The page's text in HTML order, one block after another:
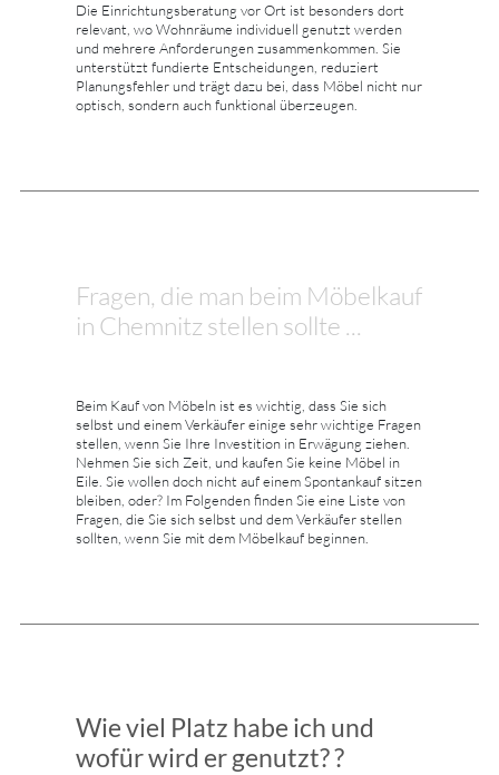
Die Einrichtungsberatung vor Ort ist besonders dort
relevant, wo Wohnräume individuell genutzt werden
und mehrere Anforderungen zusammenkommen. Sie
unterstützt fundierte Entscheidungen, reduziert
Planungsfehler und trägt dazu bei, dass Möbel nicht nur
optisch, sondern auch funktional überzeugen.
Fragen, die man beim Möbelkauf
in Chemnitz stellen sollte ...
Beim Kauf von Möbeln ist es wichtig, dass Sie sich
selbst und einem Verkäufer einige sehr wichtige Fragen
stellen, wenn Sie Ihre Investition in Erwägung ziehen.
Nehmen Sie sich Zeit, und kaufen Sie keine Möbel in
Eile. Sie wollen doch nicht auf einem Spontankauf sitzen
bleiben, oder? Im Folgenden finden Sie eine Liste von
Fragen, die Sie sich selbst und dem Verkäufer stellen
sollten, wenn Sie mit dem Möbelkauf beginnen.
Wie viel Platz habe ich und
wofür wird er genutzt? ?